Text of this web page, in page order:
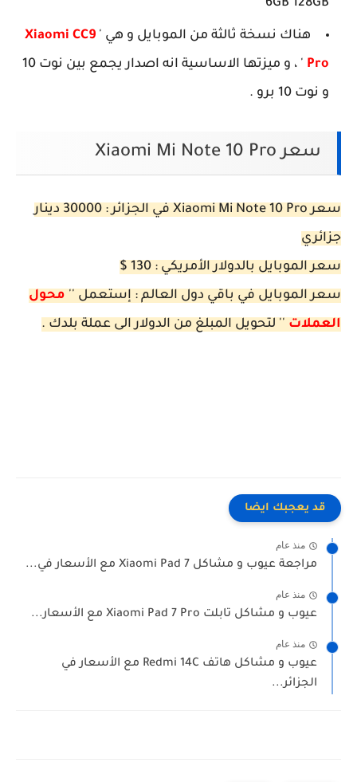
6GB 128GB
هناك نسخة ثالثة من الموبايل و هي ' Xiaomi CC9
Pro
' ، و ميزتها الاساسية انه اصدار يجمع بين نوت 10
و نوت 10 برو .
سعر Xiaomi Mi Note 10 Pro
سعر Xiaomi Mi Note 10 Pro في الجزائر : 30000 دينار
جزائري
سعر الموبايل بالدولار الأمريكي : 130 $
سعر الموبايل في باقي دول العالم : إستعمل '' محول
العملات '' لتحويل المبلغ من الدولار الى عملة بلدك .
قد يعجبك ايضا
منذ عام
مراجعة عيوب و مشاكل Xiaomi Pad 7 مع الأسعار في...
منذ عام
عيوب و مشاكل تابلت Xiaomi Pad 7 Pro مع الأسعار...
منذ عام
عيوب و مشاكل هاتف Redmi 14C مع الأسعار في
الجزائر...